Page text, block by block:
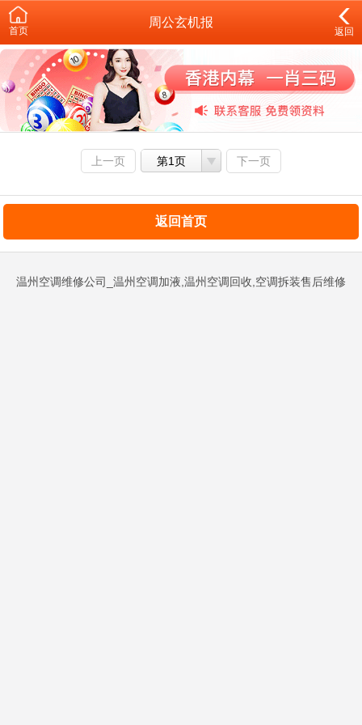
首页
周公玄机报
返回
上一页 第1页 下一页
返回首页
温州空调维修公司_温州空调加液,温州空调回收,空调拆装售后维修